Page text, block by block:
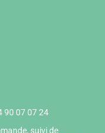
90 07 07 24
suivi de